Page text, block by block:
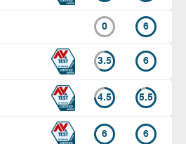
0 6
3.5 6
4.5 5.5
6 6